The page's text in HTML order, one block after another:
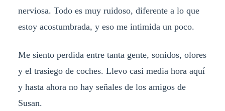
nerviosa. Todo es muy ruidoso, diferente a lo que
estoy acostumbrada, y eso me intimida un poco.
Me siento perdida entre tanta gente, sonidos, olores
y el trasiego de coches. Llevo casi media hora aquí
y hasta ahora no hay señales de los amigos de
Susan.